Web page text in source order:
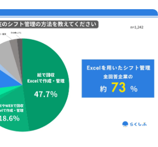
お知らせ 運営会社
資料請求